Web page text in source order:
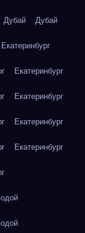
Дубай Дубай
Екатеринбург
Екатеринбург
Екатеринбург
Екатеринбург
Екатеринбург